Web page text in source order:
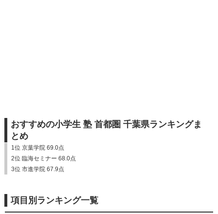
おすすめの小学生 塾 首都圏 千葉県ランキングま
とめ
1位 京葉学院 69.0点
2位 臨海セミナー 68.0点
3位 市進学院 67.9点
項目別ランキング一覧